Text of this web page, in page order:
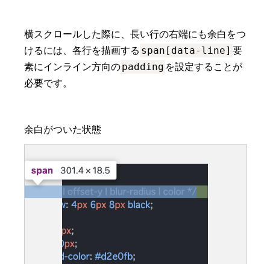
横スクロールした際に、長い行の右端にも余白をつ
けるには、各行を描画する span[data-line] 要
素にインライン方向のpadding を設定することが
必要です。